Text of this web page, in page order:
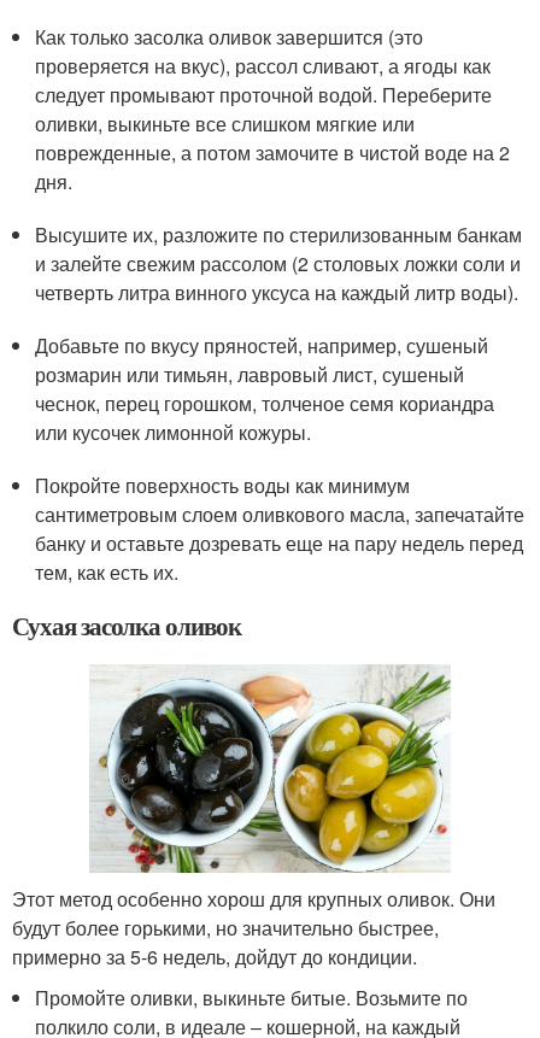
Как только засолка оливок завершится (это
проверяется на вкус), рассол сливают, а ягоды как
следует промывают проточной водой. Переберите
оливки, выкиньте все слишком мягкие или
поврежденные, а потом замочите в чистой воде на 2
дня.
Высушите их, разложите по стерилизованным банкам
и залейте свежим рассолом (2 столовых ложки соли и
четверть литра винного уксуса на каждый литр воды).
Добавьте по вкусу пряностей, например, сушеный
розмарин или тимьян, лавровый лист, сушеный
чеснок, перец горошком, толченое семя кориандра
или кусочек лимонной кожуры.
Покройте поверхность воды как минимум
сантиметровым слоем оливкового масла, запечатайте
банку и оставьте дозревать еще на пару недель перед
тем, как есть их.
Сухая засолка оливок
Этот метод особенно хорош для крупных оливок. Они
будут более горькими, но значительно быстрее,
примерно за 5-6 недель, дойдут до кондиции.
Промойте оливки, выкиньте битые. Возьмите по
полкило соли, в идеале – кошерной, на каждый